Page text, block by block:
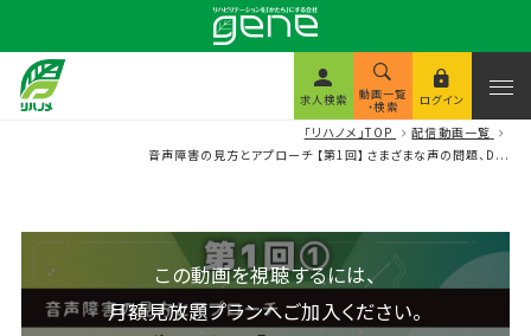
求人検索 動画一覧
・検索 ログイン
「リハノメ」TOP
配信動画一覧
音声障害の見方とアプローチ 【第1回】さまざまな声の問題、D...
この動画を視聴するには、
月額見放題プランへご加入ください。